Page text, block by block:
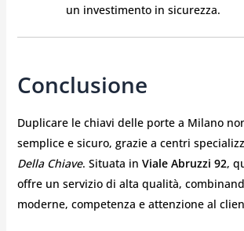
un investimento in sicurezza.
Conclusione
Duplicare le chiavi delle porte a Milano
semplice e sicuro, grazie a centri
Della Chiave. Situata in Viale Abruzzi 92,
offre un servizio di alta qualità,
moderne, competenza e attenzione al